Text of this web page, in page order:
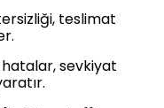
teslimat
sevkiyat